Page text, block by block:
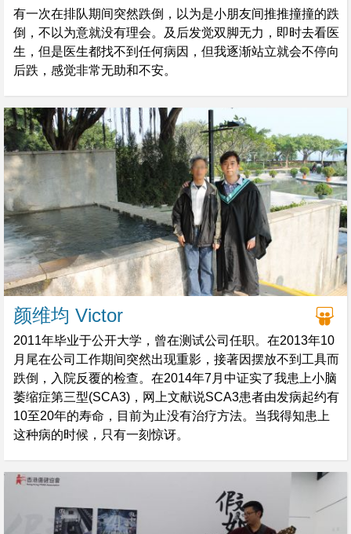
有一次在排队期间突然跌倒，以为是小朋友间推推撞撞的跌
倒，不以为意就没有理会。及后发觉双脚无力，即时去看医
生，但是医生都找不到任何病因，但我逐渐站立就会不停向
后跌，感觉非常无助和不安。
颜维均 Victor
2011年毕业于公开大学，曾在测试公司任职。在2013年10
月尾在公司工作期间突然出现重影，接著因摆放不到工具而
跌倒，入院反覆的检查。在2014年7月中证实了我患上小脑
萎缩症第三型(SCA3)，网上文献说SCA3患者由发病起约有
10至20年的寿命，目前为止没有治疗方法。当我得知患上
这种病的时候，只有一刻惊讶。